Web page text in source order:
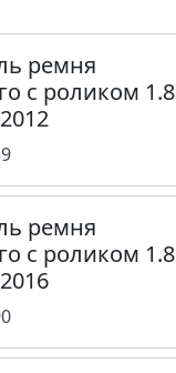
ремня
с роликом 1.8
ремня
с роликом 1.8